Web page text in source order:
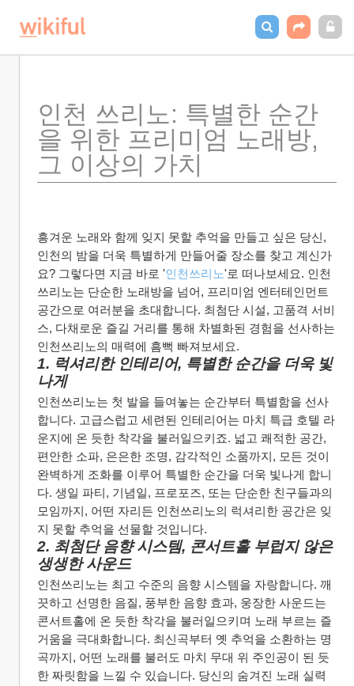
인천 쓰리노: 특별한 순간
을 위한 프리미엄 노래방,
그 이상의 가치
흥겨운 노래와 함께 잊지 못할 추억을 만들고 싶은 당신,
인천의 밤을 더욱 특별하게 만들어줄 장소를 찾고 계신가
요? 그렇다면 지금 바로 '인천쓰리노'로 떠나보세요. 인천
쓰리노는 단순한 노래방을 넘어, 프리미엄 엔터테인먼트
공간으로 여러분을 초대합니다. 최첨단 시설, 고품격 서비
스, 다채로운 즐길 거리를 통해 차별화된 경험을 선사하는
인천쓰리노의 매력에 흠뻑 빠져보세요.
1. 럭셔리한 인테리어, 특별한 순간을 더욱 빛
나게
인천쓰리노는 첫 발을 들여놓는 순간부터 특별함을 선사
합니다. 고급스럽고 세련된 인테리어는 마치 특급 호텔 라
운지에 온 듯한 착각을 불러일으키죠. 넓고 쾌적한 공간,
편안한 소파, 은은한 조명, 감각적인 소품까지, 모든 것이
완벽하게 조화를 이루어 특별한 순간을 더욱 빛나게 합니
다. 생일 파티, 기념일, 프로포즈, 또는 단순한 친구들과의
모임까지, 어떤 자리든 인천쓰리노의 럭셔리한 공간은 잊
지 못할 추억을 선물할 것입니다.
2. 최첨단 음향 시스템, 콘서트홀 부럽지 않은
생생한 사운드
인천쓰리노는 최고 수준의 음향 시스템을 자랑합니다. 깨
끗하고 선명한 음질, 풍부한 음향 효과, 웅장한 사운드는
콘서트홀에 온 듯한 착각을 불러일으키며 노래 부르는 즐
거움을 극대화합니다. 최신곡부터 옛 추억을 소환하는 명
곡까지, 어떤 노래를 불러도 마치 무대 위 주인공이 된 듯
한 짜릿함을 느낄 수 있습니다. 당신의 숨겨진 노래 실력